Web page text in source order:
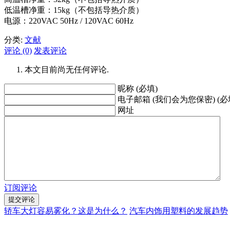
低温槽净重：15kg（不包括导热介质）
电源：220VAC 50Hz / 120VAC 60Hz
分类: 文献
评论 (0) 发表评论
本文目前尚无任何评论.
昵称 (必填)
电子邮箱 (我们会为您保密) (必
网址
订阅评论
轿车大灯容易雾化？这是为什么？ 汽车内饰用塑料的发展趋势